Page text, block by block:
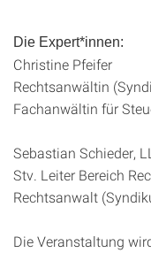
Die Expert*innen:
Christine Pfeifer
Rechtsanwältin
Fachanwältin für
Sebastian Schieder,
Stv. Leiter Bereich
Rechtsanwalt
Die Veranstaltung